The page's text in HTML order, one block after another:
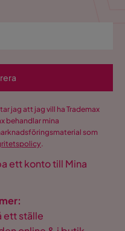
jag att jag vill ha Trademax
behandlar mina
som
.
ett konto till Mina
ett ställe